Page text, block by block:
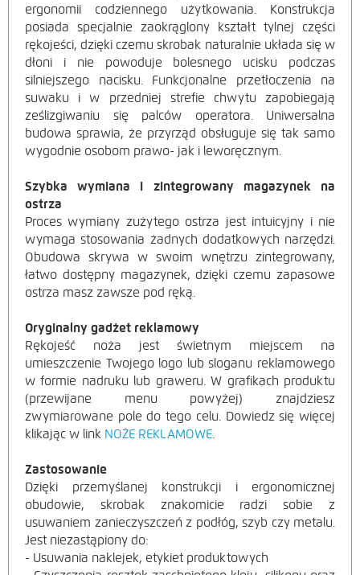
ergonomii codziennego użytkowania. Konstrukcja
posiada specjalnie zaokrąglony kształt tylnej części
rękojeści, dzięki czemu skrobak naturalnie układa się w
dłoni i nie powoduje bolesnego ucisku podczas
silniejszego nacisku. Funkcjonalne przetłoczenia na
suwaku i w przedniej strefie chwytu zapobiegają
ześlizgiwaniu się palców operatora. Uniwersalna
budowa sprawia, że przyrząd obsługuje się tak samo
wygodnie osobom prawo- jak i leworęcznym.
Szybka wymiana i zintegrowany magazynek na
ostrza
Proces wymiany zużytego ostrza jest intuicyjny i nie
wymaga stosowania żadnych dodatkowych narzędzi.
Obudowa skrywa w swoim wnętrzu zintegrowany,
łatwo dostępny magazynek, dzięki czemu zapasowe
ostrza masz zawsze pod ręką.
Oryginalny gadżet reklamowy
Rękojeść noża jest świetnym miejscem na
umieszczenie Twojego logo lub sloganu reklamowego
w formie nadruku lub graweru. W grafikach produktu
(przewijane menu powyżej) znajdziesz
zwymiarowane pole do tego celu. Dowiedz się więcej
klikając w link NOŻE REKLAMOWE.
Zastosowanie
Dzięki przemyślanej konstrukcji i ergonomicznej
obudowie, skrobak znakomicie radzi sobie z
usuwaniem zanieczyszczeń z podłóg, szyb czy metalu.
Jest niezastąpiony do:
- Usuwania naklejek, etykiet produktowych